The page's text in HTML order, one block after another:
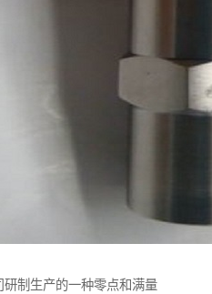
制生产的一种零点和满量